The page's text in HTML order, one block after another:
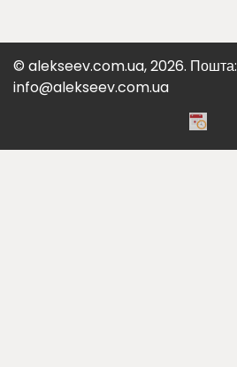
© alekseev.com.ua, 2026. Пошта:
info@alekseev.com.ua